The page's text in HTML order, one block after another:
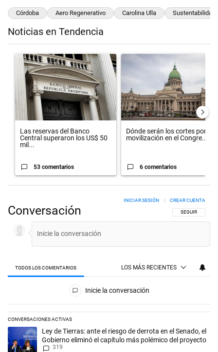
Córdoba Aero Regenerativo Carolina Ulla Sustentabilidad
Noticias en Tendencia
Este listado muestra los artículos con más comentarios en los
Un artículo de tendencia con el título "Las reservas del Banco
Las reservas del Banco
Central superaron los US$ 50
mil...
53 comentarios
Un artículo de tendencia con el
Dónde serán los cortes por la
movilización en el Congre...
6 comentarios
Conversación SIGA ESTA
SEGUIR
INICIAR SESIÓN | CREAR CUENTA
TODOS LOS COMENTARIOS LOS MÁS RECIENTES
Inicie la conversación
CONVERSACIONES ACTIVAS
Este listado muestra los artículos con más comentarios en los
Un artículo de tendencia con el título "Ley de Tierras: ante el riesgo
Ley de Tierras: ante el riesgo de derrota en el Senado, el
Gobierno eliminó el capítulo más polémico del proyecto
319